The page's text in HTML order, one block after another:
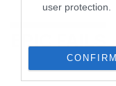
user protection.
CONFIRM
EPIC FAILS